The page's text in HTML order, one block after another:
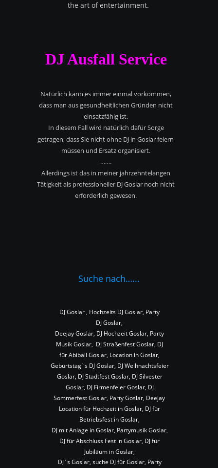
Natürlich kann es immer einmal vorkommen,
dass man aus gesundheitlichen Gründen nicht
einsatzfähig ist.
In diesem Fall wird natürlich dafür Sorge
getragen, dass Sie nicht ohne DJ in Goslar feiern
müssen und Ersatz organisiert.
…….
Allerdings ist das in meiner jahrzehntelangen
Tätigkeit als professioneller DJ Goslar noch nicht
erforderlich gewesen.
the art of entertainment.
DJ Ausfall Service
Suche nach…...
DJ Goslar , Hochzeits DJ Goslar, Party
DJ Goslar,
Deejay Goslar, DJ Hochzeit Goslar, Party
Musik Goslar,  DJ Straßenfest Goslar, DJ
für Abiball Goslar, Location in Goslar,
Geburtstag`s DJ Goslar, DJ Weihnachtsfeier
Goslar, DJ Stadtfest Goslar, DJ Silvester
Goslar, DJ Firmenfeier Goslar, DJ
Sommerfest Goslar, Party Goslar, Deejay
Location für Hochzeit in Goslar, DJ für
Betriebsfest in Goslar,
DJ mit Anlage in Goslar, Partymusik Goslar,
DJ für Abschluss Fest in Goslar, DJ für
Jubiläum in Goslar,
DJ`s Goslar, suche DJ für Goslar, Party